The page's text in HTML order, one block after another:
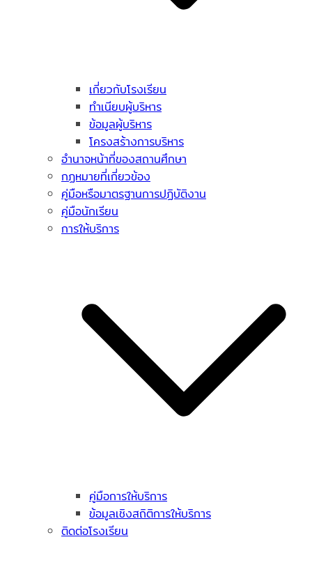
เกี่ยวกับโรงเรียน
ทำเนียบผู้บริหาร
ข้อมูลผู้บริหาร
โครงสร้างการบริหาร
อำนาจหน้าที่ของสถานศึกษา
กฏหมายที่เกี่ยวข้อง
คู่มือหรือมาตรฐานการปฏิบัติงาน
คู่มือนักเรียน
การให้บริการ
คู่มือการให้บริการ
ข้อมูลเชิงสถิติการให้บริการ
ติดต่อโรงเรียน